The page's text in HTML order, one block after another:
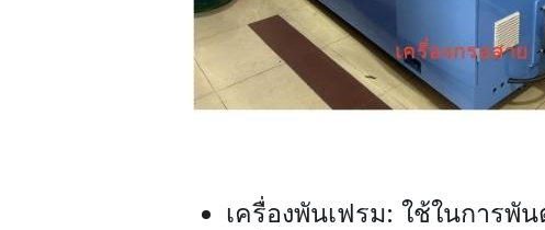
เครื่องพันเฟรม: ใช้ในการพั